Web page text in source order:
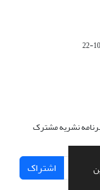
نشریه مشترک
اشتراک